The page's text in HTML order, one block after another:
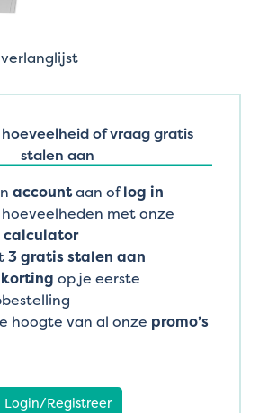
of vraag gratis
stalen aan
accountaan oflog in
met onze
calculator
3 gratis stalen aan
op je eerste
hoogte van al onze promo’s
Login/Registreer